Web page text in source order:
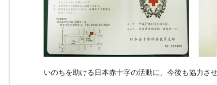
いのちを助ける日本赤十字の活動に、今後も協力さ